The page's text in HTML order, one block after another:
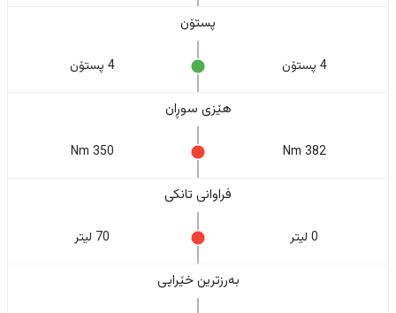
پستۆن
4 پستۆن 4 پستۆن
هێزی سوڕان
382 Nm
350 Nm
فراوانی تانکی
0 لیتر 70 لیتر
بەرزترین خێرایی